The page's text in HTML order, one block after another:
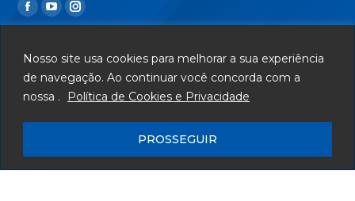
Nosso site usa cookies para melhorar a sua experiência
de navegação. Ao continuar você concorda com a
nossa .
Política de Cookies e Privacidade
PROSSEGUIR
Encontre-nos em:
Departamento de T.I.
Serviços
Mapa do Site